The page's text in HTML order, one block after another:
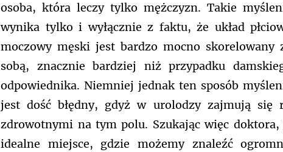
osoba, która leczy tylko mężczyzn. Takie
wynika tylko i wyłącznie z faktu, że układ
moczowy męski jest bardzo mocno skorelowany
sobą, znacznie bardziej niż przypadku
odpowiednika. Niemniej jednak ten sposób
jest dość błędny, gdyż w urolodzy zajmują się
zdrowotnymi na tym polu. Szukając więc
idealne miejsce, gdzie możemy znaleźć